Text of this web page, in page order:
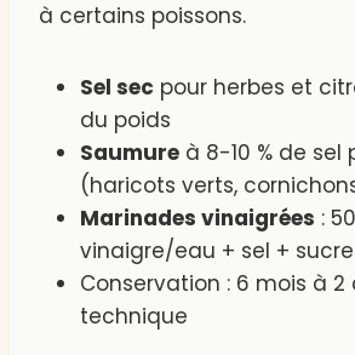
à certains poissons.
Sel sec pour herbes et
du poids
Saumure à 8-10 % de sel
(haricots verts,
Marinades vinaigrées :
vinaigre/eau + sel +
Conservation : 6 mois à 2
technique